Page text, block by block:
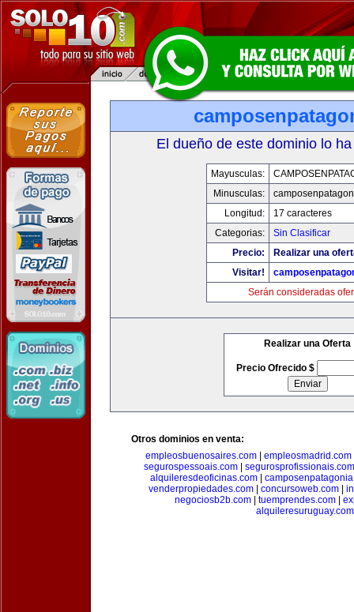
El dueño de este dominio lo
Mayusculas:
Minusculas:
Longitud:
17 caracteres
Categorias:
Sin Clasificar
Precio:
Realizar una
Visitar!
Serán consideradas
Realizar una Oferta
Precio Ofrecido $
Otros dominios en venta:
empleosbuenosaires.com
empleosmadrid.com
segurospessoais.com| segurosprofissionais.com
alquileresdeoficinas.com
venderpropiedades.com
concursoweb.com
negociosb2b.com| tuemprendes.com|
alquileresuruguay.com